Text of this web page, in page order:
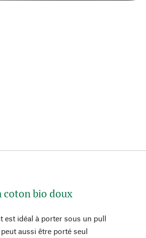
coton bio doux
est idéal à porter sous un pull
aussi être porté seul